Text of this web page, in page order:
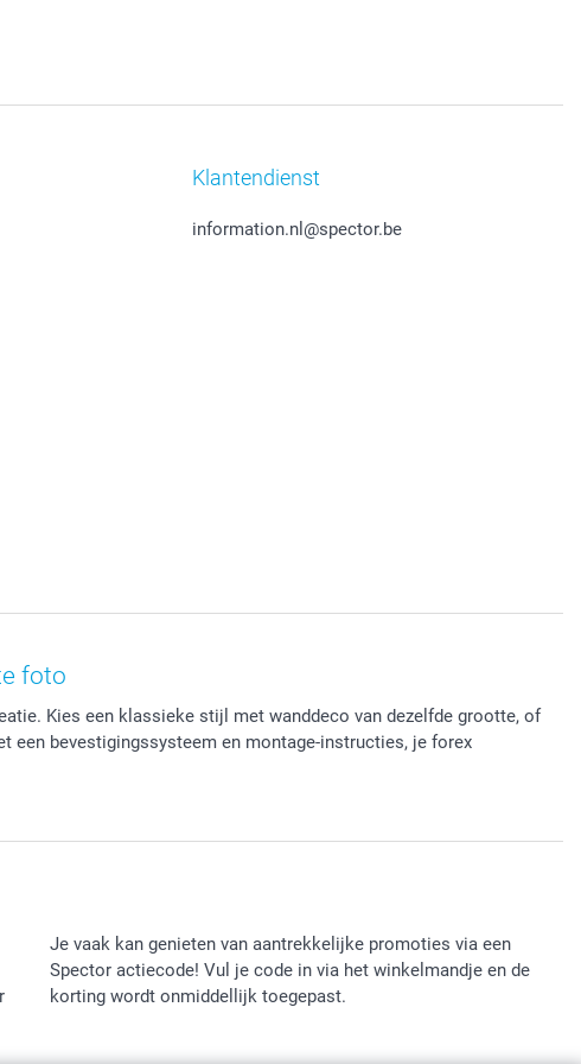
Klantendienst
information.nl@spector.be
foto
Kies een klassieke stijl met wanddeco van dezelfde grootte, of
een bevestigingssysteem en montage-instructies, je forex
Je vaak kan genieten van aantrekkelijke promoties via een
Spector actiecode! Vul je code in via het winkelmandje en de
korting wordt onmiddellijk toegepast.